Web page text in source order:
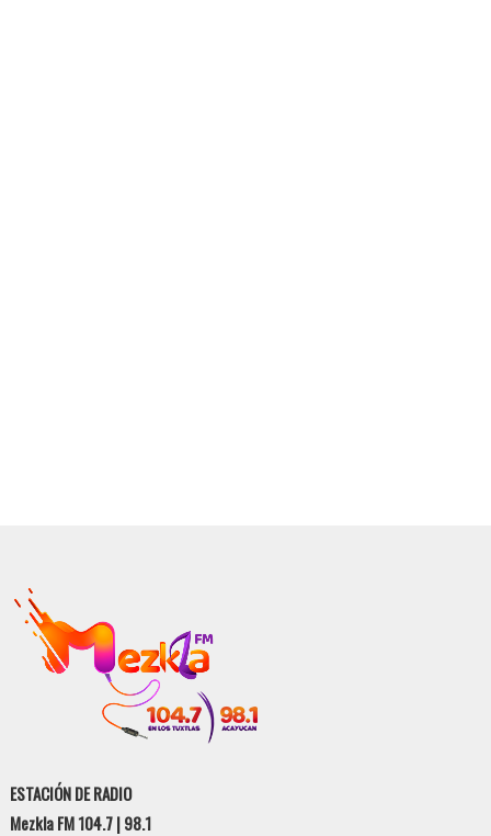
ESTACIÓN DE RADIO
Mezkla FM 104.7 | 98.1